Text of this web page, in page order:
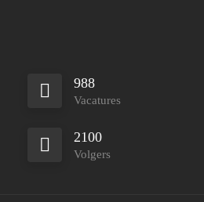
988
Vacatures
2100
Volgers